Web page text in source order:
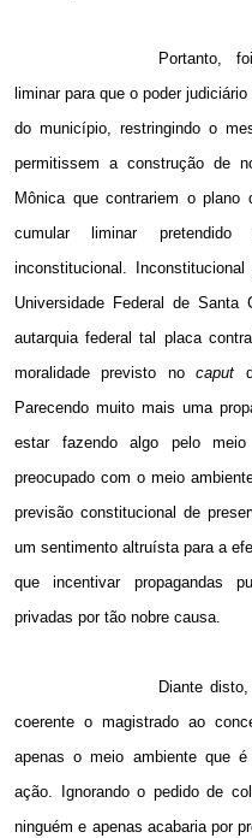
Portanto,
liminar para que o poder
do município, restringindo o
permitissem a construção de
Mônica que contrariem o
cumular liminar
inconstitucional.
Universidade Federal de
autarquia federal tal placa
moralidade previsto nocaput
Parecendo muito mais uma
estar fazendo algo pelo
preocupado com o meio
previsão constitucional de
um sentimento altruísta para a
que incentivar propagandas
privadas por tão nobre causa.
Diante
coerente o magistrado ao
apenas o meio ambiente que
ação. Ignorando o pedido de
ninguém e apenas acabaria por